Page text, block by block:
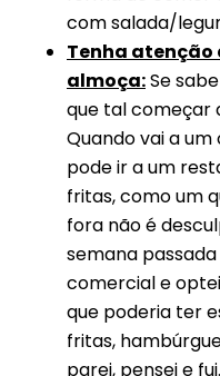
com salada/
Tenha
almoça:Se
que tal começar
Quando vai a
pode ir a um
fritas, como um
fora não é
semana
comercial e
que poderia ter
fritas,
parei, pensei e